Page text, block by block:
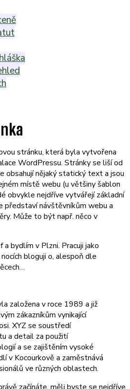
stránku, která byla vytvořena
WordPressu. Stránky se liší od
obsahují nějaký statický text a jsou
místě webu (u většiny šablon
obvykle nejdříve vytvářejí základní
představí návštěvníkům webu a
Může to být např. něco v
a bydlím v Plzni. Pracuji jako
bloguji o, alespoň dle
založena v roce 1989 a již
zákazníkům vynikající
XYZ se soustředí
a detail za použití
a se zajištěním vysoké
v Kocourkově a zaměstnává
ve různých oblastech.